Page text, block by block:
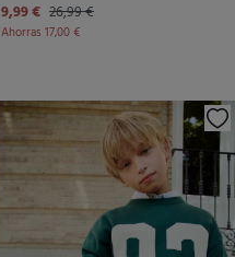
9,99 € 26,99 €
Ahorras 17,00 €